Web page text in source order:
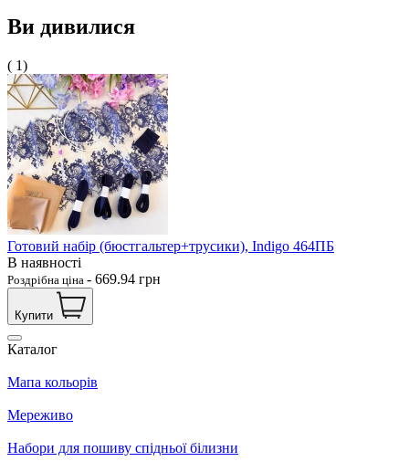
Ви дивилися
( 1)
Готовий набір (бюстгальтер+трусики), Indigo 464ПБ
В наявності
Роздрібна ціна - 669.94 грн
Купити
Каталог
Мапа кольорів
Мереживо
Набори для пошиву спідньої білизни